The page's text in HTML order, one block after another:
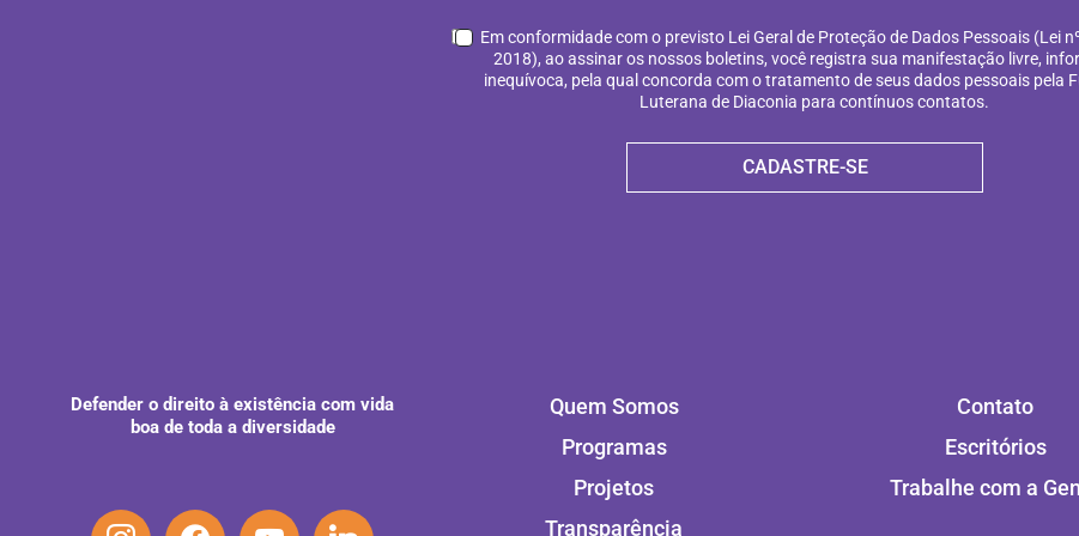
Em conformidade com o previsto Lei Geral de Proteção de Dados Pessoais (Lei
2018), ao assinar os nossos boletins, você registra sua manifestação livre,
inequívoca, pela qual concorda com o tratamento de seus dados pessoais pela
Luterana de Diaconia para contínuos contatos.
CADASTRE-SE
Defender o direito à existência com vida
boa de toda a diversidade
Quem Somos
Programas
Projetos
Transparência
Contato
Escritórios
Trabalhe com a